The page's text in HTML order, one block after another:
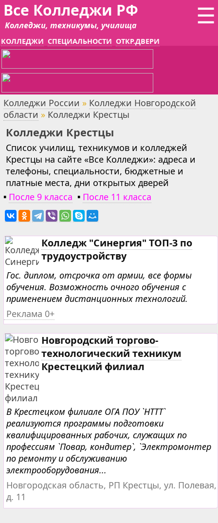
☰
Все Колледжи РФ
Колледжи, техникумы, училища
КОЛЛЕДЖИ СПЕЦИАЛЬНОСТИ ОТКР.ДВЕРИ
Колледжи России » Колледжи Новгородской
области » Колледжи Крестцы
Колледжи Крестцы
Список училищ, техникумов и колледжей
Крестцы на сайте «Все Колледжи»: адреса и
телефоны, специальности, бюджетные и
платные места, дни открытых дверей
▪ После 9 класса ▪ После 11 класса
Колледж "Синергия" ТОП-3 по
трудоустройству
Гос. диплом, отсрочка от армии, все формы
обучения. Возможность очного обучения с
применением дистанционных технологий.
Реклама 0+
Новгородский торгово-
технологический техникум
Крестецкий филиал
В Крестецком филиале ОГА ПОУ `НТТТ`
реализуются программы подготовки
квалифицированных рабочих, служащих по
профессиям `Повар, кондитер`, `Электромонтер
по ремонту и обслуживанию
электрооборудования...
Новгородская область, РП Крестцы, ул. Полевая,
д. 11